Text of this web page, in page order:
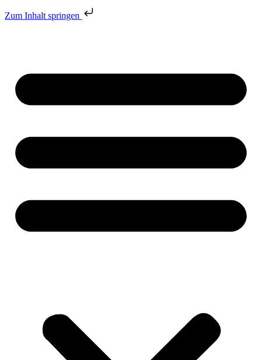
Zum Inhalt springen